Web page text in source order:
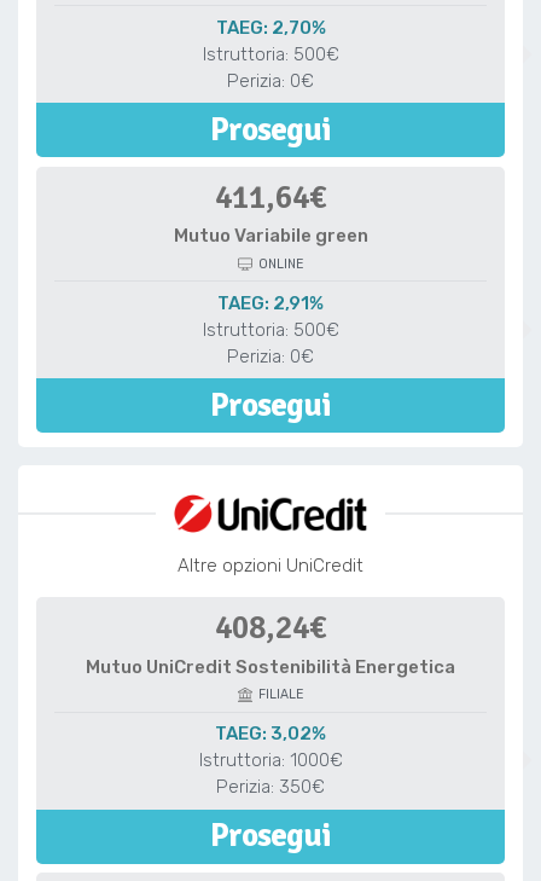
TAEG: 2,70%
Istruttoria: 500€
Perizia: 0€
Prosegui
411,64€
Mutuo Variabile green
ONLINE
TAEG: 2,91%
Istruttoria: 500€
Perizia: 0€
Prosegui
Altre opzioni UniCredit
408,24€
Mutuo UniCredit Sostenibilità Energetica
FILIALE
TAEG: 3,02%
Istruttoria: 1000€
Perizia: 350€
Prosegui